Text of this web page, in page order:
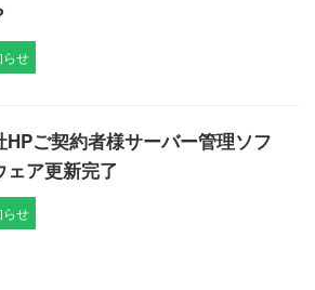
らせ
HPご契約者様サーバー管理ソフ
ェア更新完了
らせ